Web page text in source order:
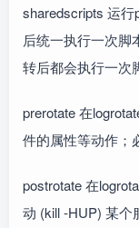
sharedscripts 运
后统一执行一次脚
转后都会执行一次
prerotate 在
件的属性等动作；
postrotate 在
动 (kill -HUP) 某个